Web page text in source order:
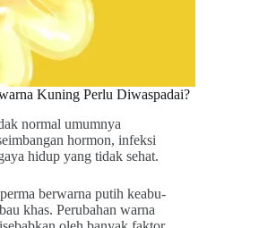
Kuning Perlu Diwaspadai?
normal umumnya
hormon, infeksi
hidup yang tidak sehat.
berwarna putih keabu-
khas. Perubahan warna